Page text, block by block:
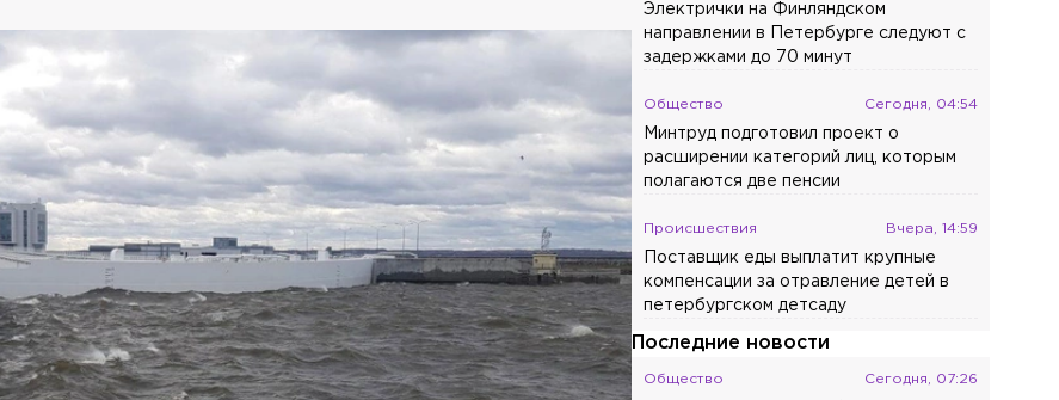
Электрички на Финляндском
направлении в Петербурге следуют с
задержками до 70 минут
Общество Сегодня, 04:54
Минтруд подготовил проект о
расширении категорий лиц, которым
полагаются две пенсии
Происшествия Вчера, 14:59
Поставщик еды выплатит крупные
компенсации за отравление детей в
петербургском детсаду
Последние новости
Общество Сегодня, 07:26